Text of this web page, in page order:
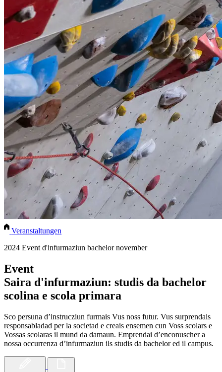
Veranstaltungen
2024 Event d'infurmaziun bachelor november
Event
Saira d'infurmaziun: studis da bachelor
scolina e scola primara
Sco persuna d’instrucziun furmais Vus noss futur. Vus surprendais
responsabladad per la societad e creais ensemen cun Voss scolars e
Vossas scolaras il mund da damaun. Emprendai d’enconuscher a
nossa occurrenza d’infurmaziun ils studis da bachelor ed il campus.